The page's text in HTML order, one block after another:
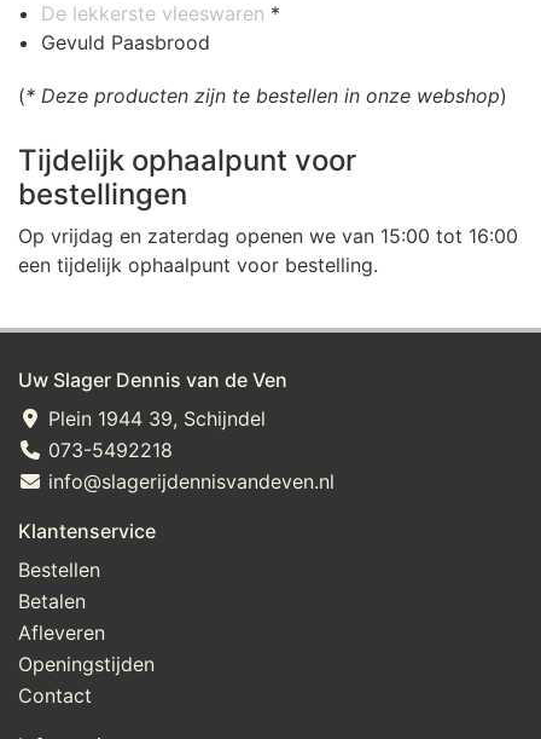
De lekkerste vleeswaren *
Gevuld Paasbrood
(* Deze producten zijn te bestellen in onze webshop)
Tijdelijk ophaalpunt voor
bestellingen
Op vrijdag en zaterdag openen we van 15:00 tot 16:00
een tijdelijk ophaalpunt voor bestelling.
Uw Slager Dennis van de Ven
Plein 1944 39, Schijndel
073-5492218
info@slagerijdennisvandeven.nl
Klantenservice
Bestellen
Betalen
Afleveren
Openingstijden
Contact